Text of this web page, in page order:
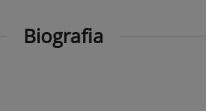
Biografia